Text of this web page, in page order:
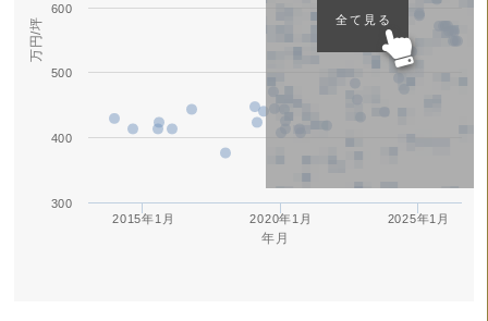
年月
万円/坪
2020年1月
2015年1月 2025年1月
300
400
500
600
全て見る